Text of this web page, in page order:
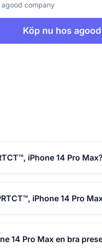
agood company
Köp nu hos
iPhone 14 Pro Max?
iPhone 14 Pro
14 Pro Max en bra